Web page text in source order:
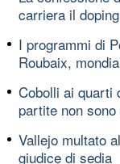
carriera il
I programmi di
Roubaix,
Cobolli ai quarti
partite non
Vallejo multato
giudice di sedia